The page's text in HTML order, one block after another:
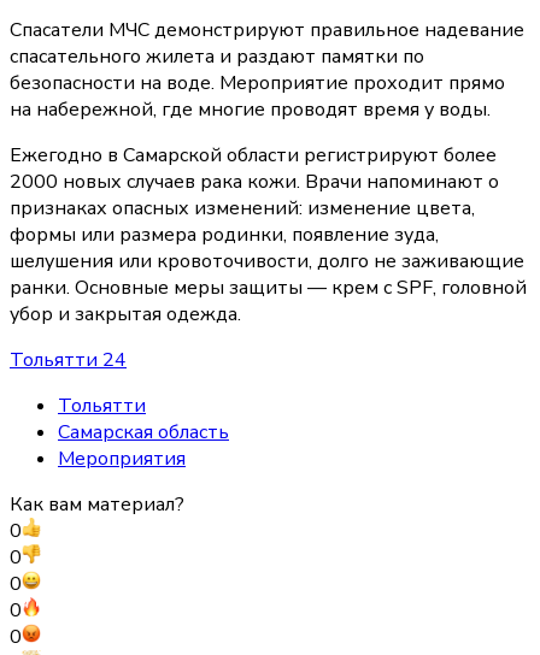
Спасатели МЧС демонстрируют правильное надевание
спасательного жилета и раздают памятки по
безопасности на воде. Мероприятие проходит прямо
на набережной, где многие проводят время у воды.
Ежегодно в Самарской области регистрируют более
2000 новых случаев рака кожи. Врачи напоминают о
признаках опасных изменений: изменение цвета,
формы или размера родинки, появление зуда,
шелушения или кровоточивости, долго не заживающие
ранки. Основные меры защиты — крем с SPF, головной
убор и закрытая одежда.
Тольятти 24
Тольятти
Самарская область
Мероприятия
Как вам материал?
0
0
0
0
0